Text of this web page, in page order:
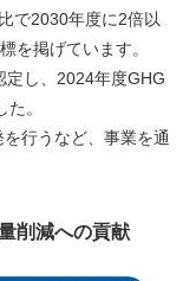
で2030年度に2倍以
を掲げています。
定し、2024年度GHG
。
行うなど、事業を通
削減への貢献